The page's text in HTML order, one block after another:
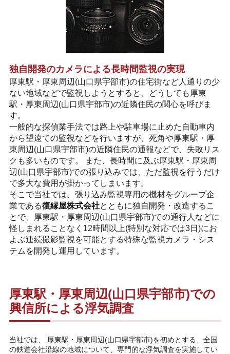
独自開発のカメラによる長時間監視の実現
厚東駅・厚東周辺(山口県宇部市)の住宅街など人通りの少
ない地域などで監視しようとすると、どうしても厚東
駅・厚東周辺(山口県宇部市)の近隣住民の関心を呼びま
す。
一般的な探偵業手法では路上や駐車場に止めた自動車内
から望遠での監視などを行いますが、死角や厚東駅・厚
東周辺(山口県宇部市)の近隣住民の通報などで、失敗リス
クも多いものです。 また、長時間に及ぶ厚東駅・厚東周
辺(山口県宇部市)での張り込みでは、ただ監視を行うだけ
で多大な費用が掛かってしまいます。
そこで当社では、張り込み監視専用の機材をグループ企
業である復縁屋株式会社とともに独自開発・改造するこ
とで、厚東駅・厚東周辺(山口県宇部市)での通行人などに
怪しまれることなく12時間以上(特別な対応では3日)にお
よぶ連続撮影監視を可能とする特殊な監視カメラ・シス
テムを開発し運用しています。
厚東駅・厚東周辺(山口県宇部市)での
興信所による浮気調査
当社では、 厚東駅・厚東周辺(山口県宇部市)を初めとする、全国
の鉄道会社沿線の地域について、専門的な浮気調査を実施してい